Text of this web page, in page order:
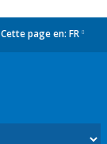
Cette page en: FR